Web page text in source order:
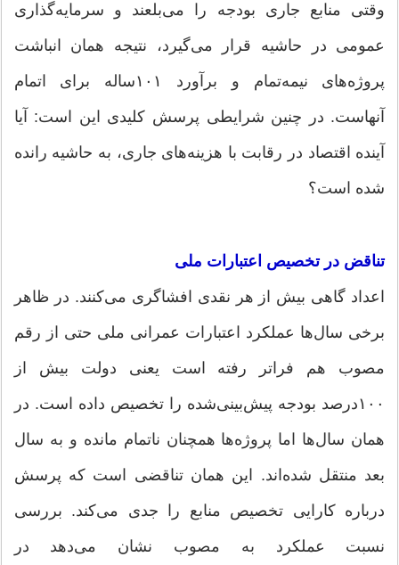
وقتی منابع جاری بودجه را می‌بلعند و سرمایه‌گذاری
عمومی در حاشیه قرار می‌گیرد، نتیجه همان انباشت
پروژه‌های نیمه‌تمام و برآورد ۱۰۱ساله برای اتمام
آنهاست. در چنین شرایطی پرسش کلیدی این است: آیا
آینده اقتصاد در رقابت با هزینه‌های جاری، به حاشیه رانده
شده است؟
تناقض در تخصیص اعتبارات ملی
اعداد گاهی بیش از هر نقدی افشاگری می‌کنند. در ظاهر
برخی سال‌ها عملکرد اعتبارات عمرانی ملی حتی از رقم
مصوب هم فراتر رفته است یعنی دولت بیش از
۱۰۰‌درصد بودجه پیش‌بینی‌شده را تخصیص داده است. در
همان سال‌ها اما پروژه‌ها همچنان ناتمام مانده‌ و به سال
بعد منتقل شده‌اند. این همان تناقضی است که پرسش
درباره کارایی تخصیص منابع را جدی می‌کند. بررسی
نسبت عملکرد به مصوب نشان می‌دهد در